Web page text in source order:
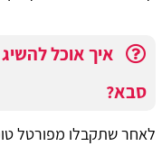
איך אוכל
סבא?